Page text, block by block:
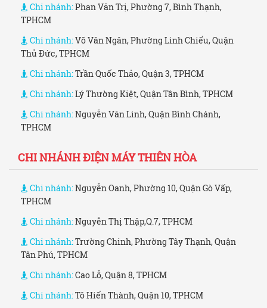
Chi nhánh:Phan Văn Trị, Phường 7, Bình Thạnh,
TPHCM
Chi nhánh:Võ Văn Ngân, Phường Linh Chiểu, Quận
Thủ Đức, TPHCM
Chi nhánh:Trần Quốc Thảo, Quận 3, TPHCM
Chi nhánh:Lý Thường Kiệt, Quận Tân Bình, TPHCM
Chi nhánh:Nguyễn Văn Linh, Quận Bình Chánh,
TPHCM
CHI NHÁNH ĐIỆN MÁY THIÊN HÒA
Chi nhánh:Nguyễn Oanh, Phường 10, Quận Gò Vấp,
TPHCM
Chi nhánh:Nguyễn Thị Thập,Q.7, TPHCM
Chi nhánh:Trường Chinh, Phường Tây Thạnh, Quận
Tân Phú, TPHCM
Chi nhánh:Cao Lỗ, Quận 8, TPHCM
Chi nhánh:Tô Hiến Thành, Quận 10, TPHCM